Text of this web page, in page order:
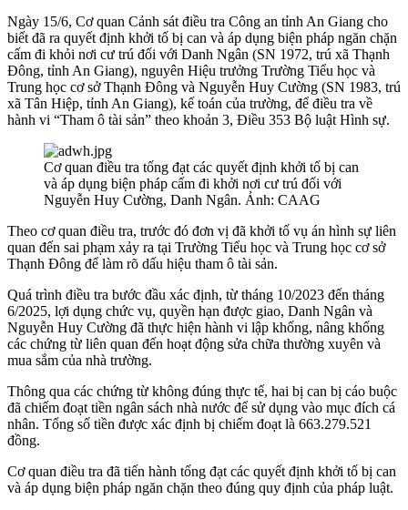
Ngày 15/6, Cơ quan Cảnh sát điều tra Công an tỉnh An Giang cho
biết đã ra quyết định khởi tố bị can và áp dụng biện pháp ngăn chặn
cấm đi khỏi nơi cư trú đối với Danh Ngân (SN 1972, trú xã Thạnh
Đông, tỉnh An Giang), nguyên Hiệu trưởng Trường Tiểu học và
Trung học cơ sở Thạnh Đông và Nguyễn Huy Cường (SN 1983, trú
xã Tân Hiệp, tỉnh An Giang), kế toán của trường, để điều tra về
hành vi “Tham ô tài sản” theo khoản 3, Điều 353 Bộ luật Hình sự.
Cơ quan điều tra tống đạt các quyết định khởi tố bị can
và áp dụng biện pháp cấm đi khởi nơi cư trú đối với
Nguyễn Huy Cường, Danh Ngân. Ảnh: CAAG
Theo cơ quan điều tra, trước đó đơn vị đã khởi tố vụ án hình sự liên
quan đến sai phạm xảy ra tại Trường Tiểu học và Trung học cơ sở
Thạnh Đông để làm rõ dấu hiệu tham ô tài sản.
Quá trình điều tra bước đầu xác định, từ tháng 10/2023 đến tháng
6/2025, lợi dụng chức vụ, quyền hạn được giao, Danh Ngân và
Nguyễn Huy Cường đã thực hiện hành vi lập khống, nâng khống
các chứng từ liên quan đến hoạt động sửa chữa thường xuyên và
mua sắm của nhà trường.
Thông qua các chứng từ không đúng thực tế, hai bị can bị cáo buộc
đã chiếm đoạt tiền ngân sách nhà nước để sử dụng vào mục đích cá
nhân. Tổng số tiền được xác định bị chiếm đoạt là 663.279.521
đồng.
Cơ quan điều tra đã tiến hành tống đạt các quyết định khởi tố bị can
và áp dụng biện pháp ngăn chặn theo đúng quy định của pháp luật.